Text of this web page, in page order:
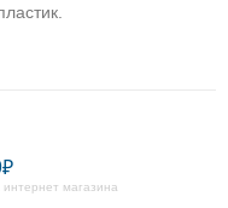
интернет магазина